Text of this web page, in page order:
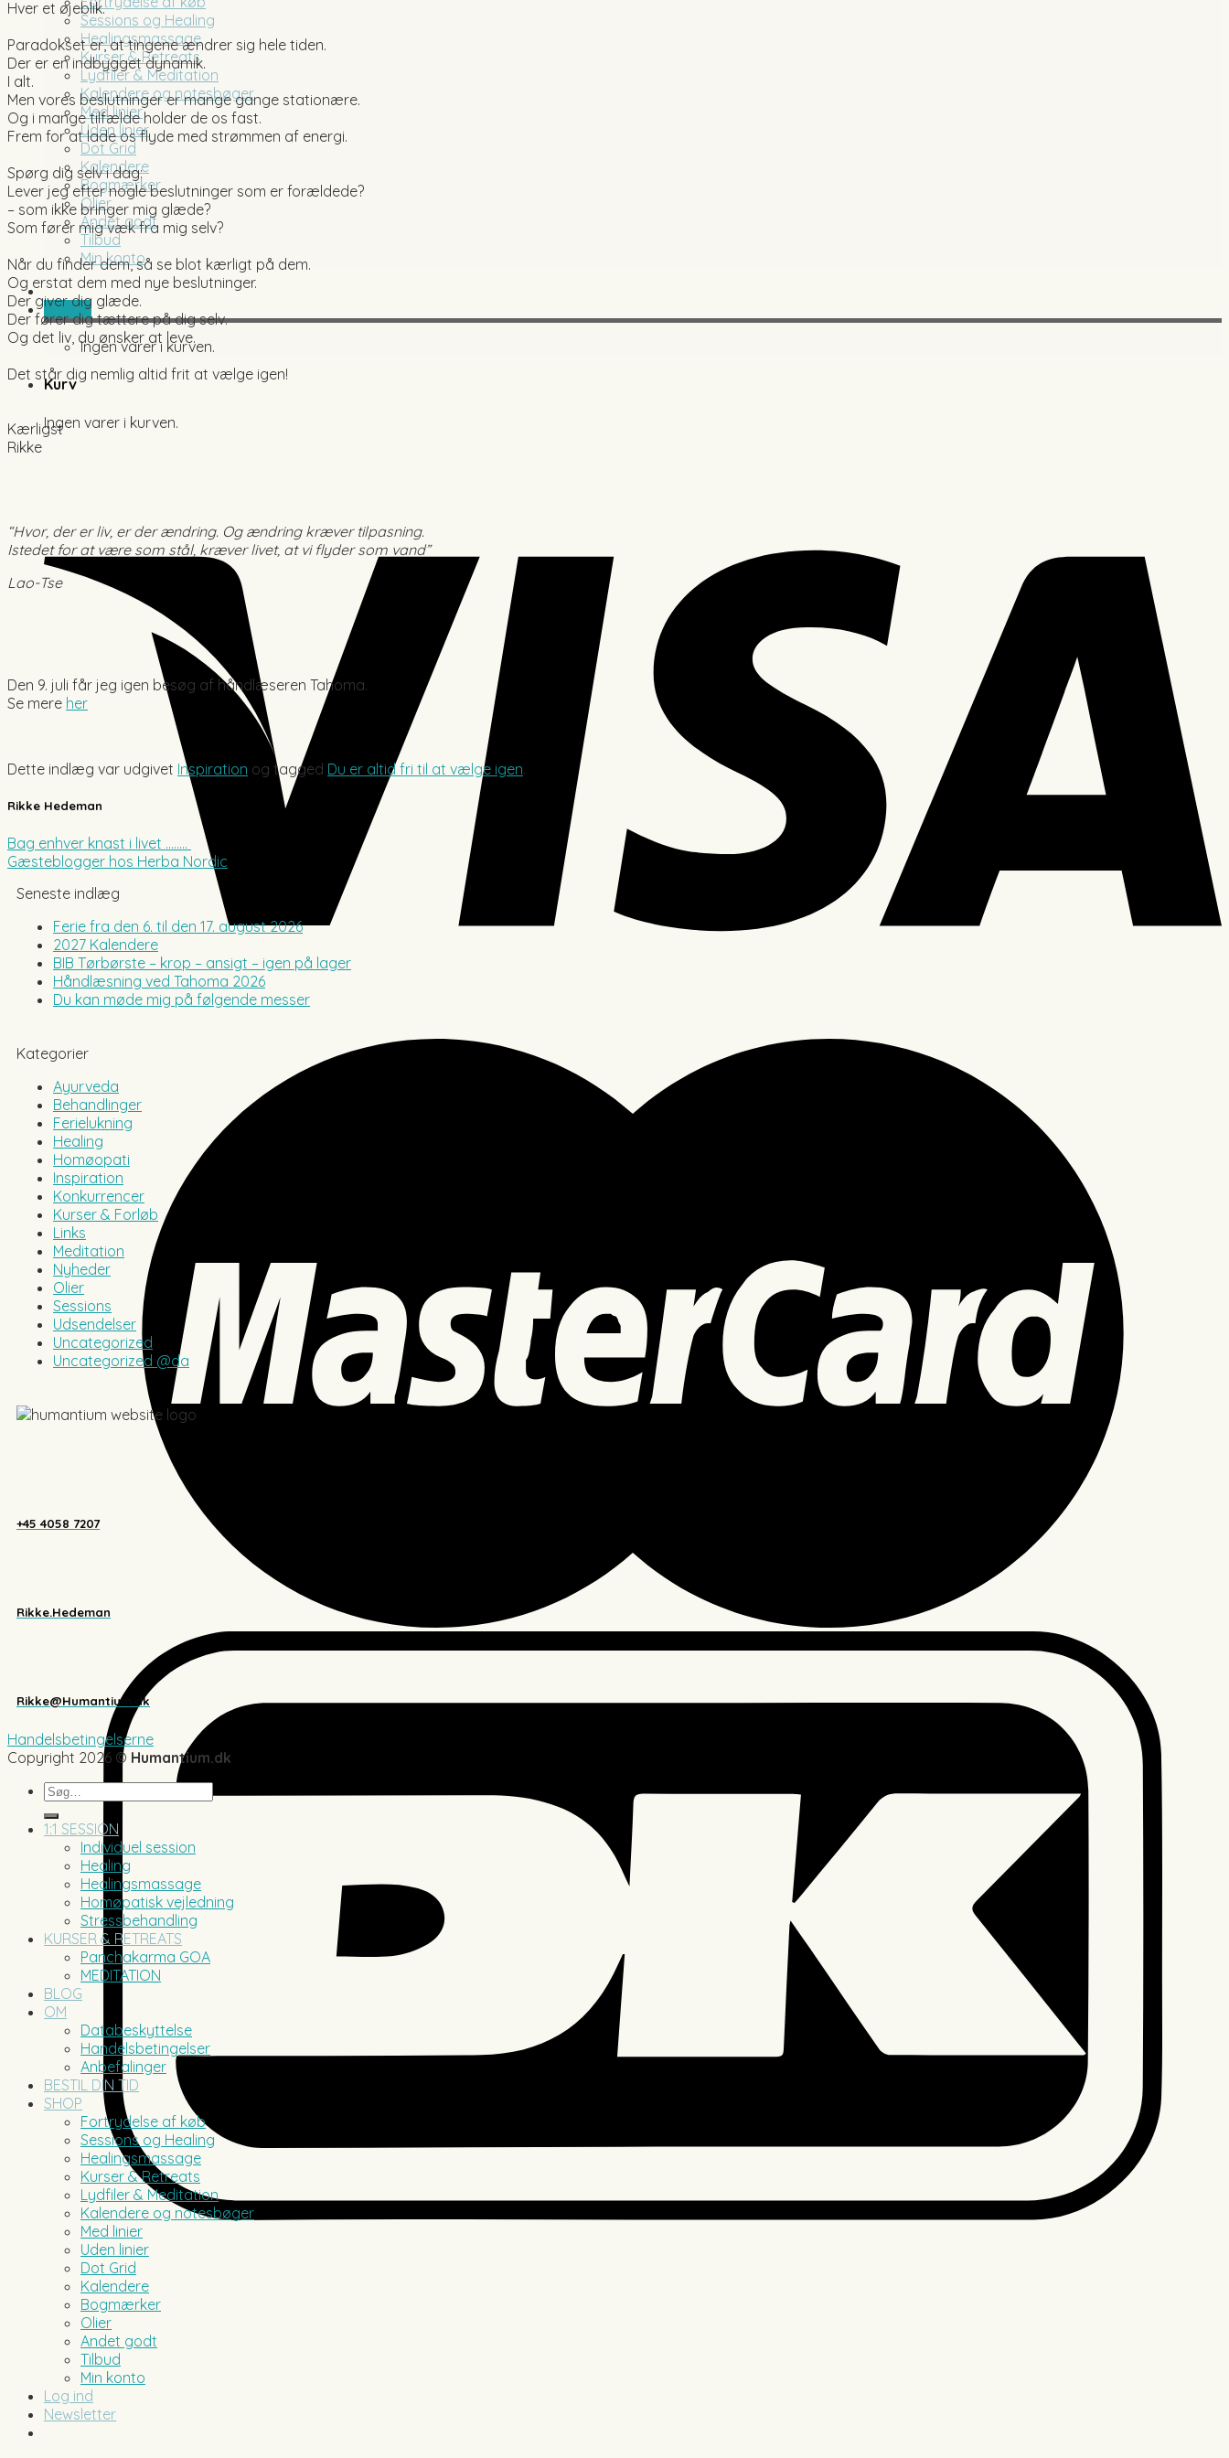
Sessions og Healing
Healingsmassage
Kurser & Retreats
Lydfiler & Meditation
Kalendere og notesbøger
Med linier
Uden linier
Dot Grid
Kalendere
Bogmærker
Olier
Andet godt
Tilbud
Min konto
0,00kr.
Ingen varer i kurven.
Kurv
Ingen varer i kurven.
Hver et øjeblik.
Paradokset er, at tingene ændrer sig hele tiden.
Der er en indbygget dynamik.
I alt.
Men vores beslutninger er mange gange stationære.
Og i mange tilfælde holder de os fast.
Frem for at lade os flyde med strømmen af energi.
Spørg dig selv i dag:
Lever jeg efter nogle beslutninger som er forældede?
– som ikke bringer mig glæde?
Som fører mig væk fra mig selv?
Når du finder dem, så se blot kærligt på dem.
Og erstat dem med nye beslutninger.
Der giver dig glæde.
Der fører dig tættere på dig selv.
Og det liv, du ønsker at leve.
Det står dig nemlig altid frit at vælge igen!
Kærligst
Rikke
“Hvor, der er liv, er der ændring. Og ændring kræver tilpasning.
Istedet for at være som stål, kræver livet, at vi flyder som vand”
Lao-Tse
Den 9. juli får jeg igen besøg af håndlæseren Tahoma.
Se mere her
Dette indlæg var udgivet Inspiration og tagged Du er altid fri til at vælge igen.
Rikke Hedeman
Bag enhver knast i livet ……..
Gæsteblogger hos Herba Nordic
Seneste indlæg
Ferie fra den 6. til den 17. august 2026
2027 Kalendere
BIB Tørbørste – krop – ansigt – igen på lager
Håndlæsning ved Tahoma 2026
Du kan møde mig på følgende messer
Kategorier
Ayurveda
Behandlinger
Ferielukning
Healing
Homøopati
Inspiration
Konkurrencer
Kurser & Forløb
Links
Meditation
Nyheder
Olier
Sessions
Udsendelser
Uncategorized
Uncategorized @da
+45 4058 7207
Rikke.Hedeman
Rikke@Humantium.dk
Handelsbetingelserne
Copyright 2026 © Humantium.dk
Søg
1:1 SESSION
Individuel session
Healing
Healingsmassage
Homøpatisk vejledning
Stressbehandling
KURSER & RETREATS
Panchakarma GOA
MEDITATION
BLOG
OM
Databeskyttelse
Handelsbetingelser
Anbefalinger
BESTIL DIN TID
SHOP
Fortrydelse af køb
Sessions og Healing
Healingsmassage
Kurser & Retreats
Lydfiler & Meditation
Kalendere og notesbøger
Med linier
Uden linier
Dot Grid
Kalendere
Bogmærker
Olier
Andet godt
Tilbud
Min konto
Log ind
Newsletter